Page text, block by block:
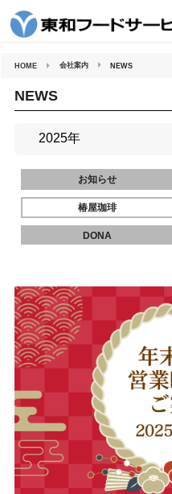
HOME 会社案内 NEWS
NEWS
お知らせ
椿屋珈琲
DONA